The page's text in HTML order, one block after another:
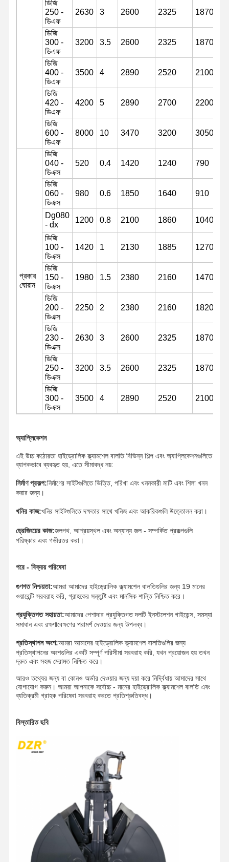
ট্র্যাক চেইন
ট্র্যাক জুতো প্যাড
ট্র্যাক সমন্বয়কারী
ট্র্যাক বোল্ট
এক্সক্যাভারের সংযুক্তি
এক্সক্যাভারের বালতি
বালতি দাঁত
ডোজার কাটিং এজ
খননকারী হাত
ট্র্যাক পিন চাপুন
Slewing বিয়ারিং
ডিজি
250 -
ডিএফ
2630 3 2600 2325 1870
ডিজি
300 -
ডিএফ
3200 3.5 2600 2325 1870
ডিজি
400 -
ডিএফ
3500 4 2890 2520 2100
ডিজি
420 -
ডিএফ
4200 5 2890 2700 2200
ডিজি
600 -
ডিএফ
8000 10 3470 3200 3050
প্রকার
ঘোরান
ডিজি
040 -
ডিএক্স
520 0.4 1420 1240 790
ডিজি
060 -
ডিএক্স
980 0.6 1850 1640 910
Dg080
- dx
1200 0.8 2100 1860 1040
ডিজি
100 -
ডিএক্স
1420 1 2130 1885 1270
ডিজি
150 -
ডিএক্স
1980 1.5 2380 2160 1470
ডিজি
200 -
ডিএক্স
2250 2 2380 2160 1820
ডিজি
230 -
ডিএক্স
2630 3 2600 2325 1870
ডিজি
250 -
ডিএক্স
3200 3.5 2600 2325 1870
ডিজি
300 -
ডিএক্স
3500 4 2890 2520 2100
অ্যাপ্লিকেশন
এই উচ্চ কঠোরতা হাইড্রোলিক ক্ল্যামশেল বালতি বিভিন্ন শিল্প এবং অ্যাপ্লিকেশনগুলিতে
ব্যাপকভাবে ব্যবহৃত হয়, এতে সীমাবদ্ধ নয়:
নির্মাণ প্রকল্প:নির্মাণের সাইটগুলিতে ভিত্তি, পরিখা এবং খননকারী মাটি এবং শিলা খনন
করার জন্য।
খনির কাজ:খনির সাইটগুলিতে দক্ষতার সাথে খনিজ এবং আকরিকগুলি উত্তোলন করা।
ড্রেজিংয়ের কাজ:জলপথ, আশ্রয়স্থল এবং অন্যান্য জল - সম্পর্কিত প্রকল্পগুলি
পরিষ্কার এবং গভীরতর করা।
পরে - বিক্রয় পরিষেবা
গুণগত নিশ্চয়তা:আমরা আমাদের হাইড্রোলিক ক্ল্যামশেল বালতিগুলির জন্য 19 মানের
ওয়ারেন্টি সরবরাহ করি, গ্রাহকের সন্তুষ্টি এবং মানসিক শান্তি নিশ্চিত করে।
প্রযুক্তিগত সহায়তা:আমাদের পেশাদার প্রযুক্তিগত দলটি ইনস্টলেশন গাইডেন্স, সমস্যা
সমাধান এবং রক্ষণাবেক্ষণের পরামর্শ দেওয়ার জন্য উপলব্ধ।
প্রতিস্থাপন অংশ:আমরা আমাদের হাইড্রোলিক ক্ল্যামশেল বালতিগুলির জন্য
প্রতিস্থাপনের অংশগুলির একটি সম্পূর্ণ পরিসীমা সরবরাহ করি, যখন প্রয়োজন হয় তখন
দ্রুত এবং সহজ মেরামত নিশ্চিত করে।
আরও তথ্যের জন্য বা কোনও অর্ডার দেওয়ার জন্য দয়া করে নির্দ্বিধায় আমাদের সাথে
যোগাযোগ করুন। আমরা আপনাকে সর্বোচ্চ - মানের হাইড্রোলিক ক্ল্যামশেল বালতি এবং
ব্যতিক্রমী গ্রাহক পরিষেবা সরবরাহ করতে প্রতিশ্রুতিবদ্ধ।
বিস্তারিত ছবি